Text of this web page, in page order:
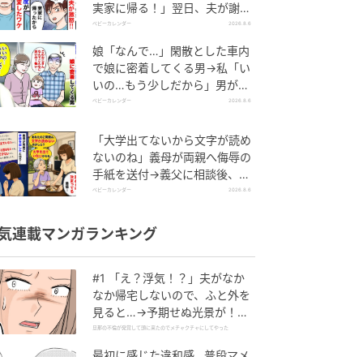
実家に帰る！」翌日、夫が謝罪
してきたワケ
ベビーカレンダー 2026.8.6
娘「なんで…」閑散とした車内
で娘に密着してくる男→私「い
いの…もう少しだから」男が血
相を変え逃げたワケ
ベビーカレンダー 2026.8.6
「大学出てないから文字が読め
ないのね」義母が両親へ侮辱の
手紙を送付→義父に相談後、訪
れた末路とは
ベビーカレンダー 2026.8.6
連載マンガランキング
#1 「え？浮気！？」夫がなか
なか帰宅しないので、ふと外を
見ると…→予期せぬ光景が！｜
旦那の不倫が発覚して頭に来た
旦那の不倫が発覚して頭に来たのでメチャクチャにしてやった